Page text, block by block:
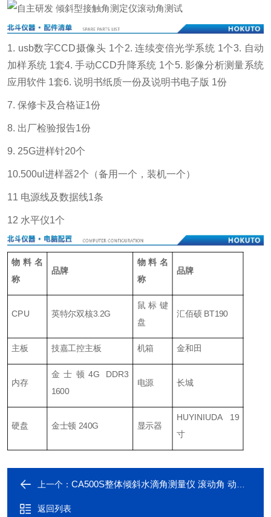
1. usb数字CCD摄像头 1个2. 连续变倍光学系统 1个3. 自动
加样系统 1套4. 手动CCD升降系统 1个5. 影像分析测量系统
应用软件 1套6. 说明书纸质一份及说明书电子版 1份
7. 保修卡及合格证1份
8. 出厂检验报告1份
9. 25G进样针20个
10.500ul进样器2个（备用一个，装机一个）
11 电源线及数据线1条
12 水平仪1个
物料名
称
品牌
物料名
称
品牌
CPU 英特尔双核3.2G
鼠标键
盘
汇佰硕 BT190
主板 技嘉工控主板 机箱 金和田
内存
金士顿4G DDR3
1600
电源 长城
硬盘 金士顿 240G 显示器
HUYINIUDA 19
寸
上一个： CA500S整体倾斜水滴角测量仪 滚动角 动态接触角
返回列表